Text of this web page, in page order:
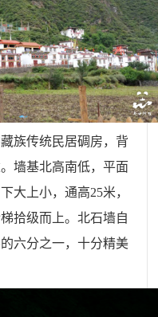
族传统民居碉房，背
墙基北高南低，平面
大上小，通高25米，
拾级而上。北石墙自
六分之一，十分精美